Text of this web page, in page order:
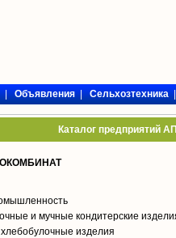
|Объявления|Сельхозтехника
Каталог предприятий
и мучные кондитерские
изделия